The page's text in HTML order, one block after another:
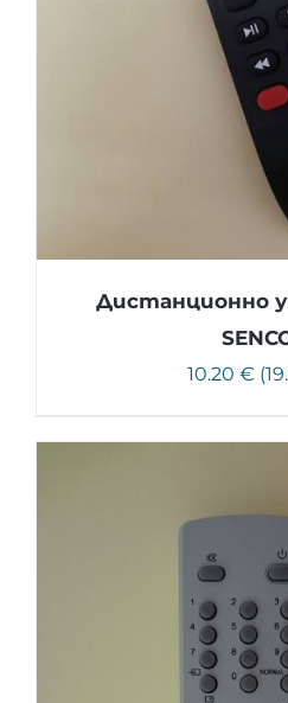
Дистанционно
10.20 €